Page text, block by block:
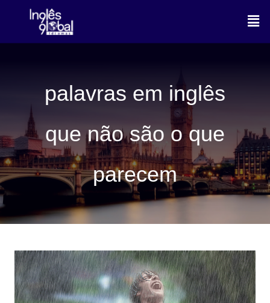
o
palavras em inglês
que não são o que
parecem
FALSOS
COGNATOS
EM